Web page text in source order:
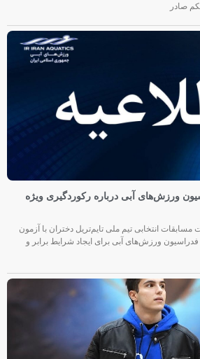
صادر
ورزش‌های آبی درباره رکوردگیری ویژه
انتخابی تیم ملی تایم‌تریل دختران با آزمون
ورزش‌های آبی برای ایجاد شرایط برابر و